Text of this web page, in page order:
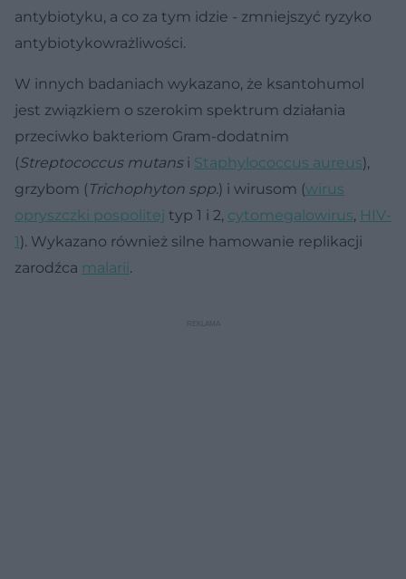
antybiotyku, a co za tym idzie - zmniejszyć ryzyko
antybiotykowrażliwości.
W innych badaniach wykazano, że ksantohumol
jest związkiem o szerokim spektrum działania
przeciwko bakteriom Gram-dodatnim
(Streptococcus mutansi Staphylococcus aureus),
grzybom ( Trichophyton spp. ) i wirusom (wirus
opryszczki pospolitej typ 1 i 2, cytomegalowirus, HIV-
1). Wykazano również silne hamowanie replikacji
zarodźca malarii.